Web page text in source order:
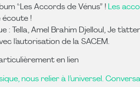
“Les Accords de Vénus” ! Les
écoute !
: Tella, Amel Brahim Djelloul, Je
l’autorisation de la SACEM.
en lien
nous relier à l’universel.